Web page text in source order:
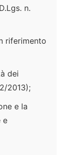
n.
riferimento
dei
2013);
e la
e